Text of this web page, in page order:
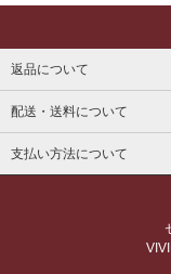
返品について
配送・送料について
支払い方法について